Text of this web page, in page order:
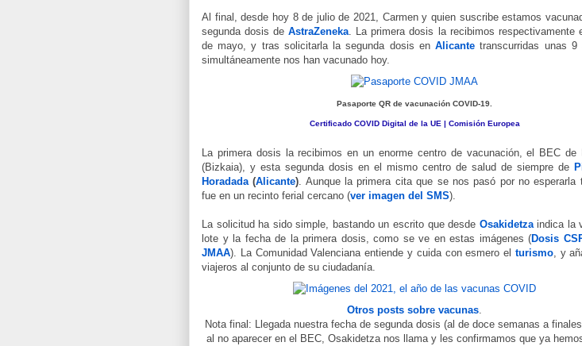
Al final, desde hoy 8 de julio de 2021, Carmen y quien suscribe estamos
segunda dosis deAstraZeneka. La primera dosis la recibimos respectivamente
de mayo, y tras solicitarla la segunda dosis enAlicante transcurridas unas 9
simultáneamente nos han vacunado hoy.
Pasaporte QR de vacunación COVID-19.
Certificado COVID Digital de la UE | Comisión Europea
La primera dosis larecibimos en un enorme centro de vacunación, el BEC de
(Bizkaia), y esta segunda dosis en el mismo centro de salud de siempre de
Horadada(Alicante). Aunque la primera cita que se nos pasó por no esperarla
fue en un recinto ferial cercano (ver imagen del SMS).
La solicitud ha sido simple, bastando un escrito que desde Osakidetza indica la
lote y la fecha de la primera dosis, como se ve en estas imágenes (Dosis
JMAA). La Comunidad Valenciana entiende y cuida con esmero el turismo, y
viajeros al conjunto de su ciudadanía.
Otros posts sobre vacunas.
Nota final: Llegada nuestra fecha de segunda dosis (al de doce semanas a
al no aparecer en el BEC, Osakidetza nos llama y les confirmamos que ya